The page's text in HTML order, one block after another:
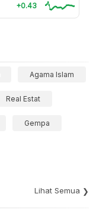
+0.43
Agama Islam
Real Estat
Gempa
Lihat Semua